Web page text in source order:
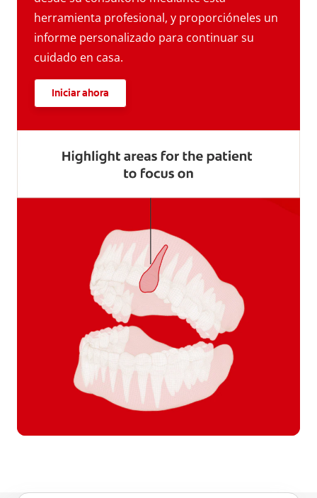
herramienta profesional, y proporcióneles un
informe personalizado para continuar su
cuidado en casa.
Iniciar ahora